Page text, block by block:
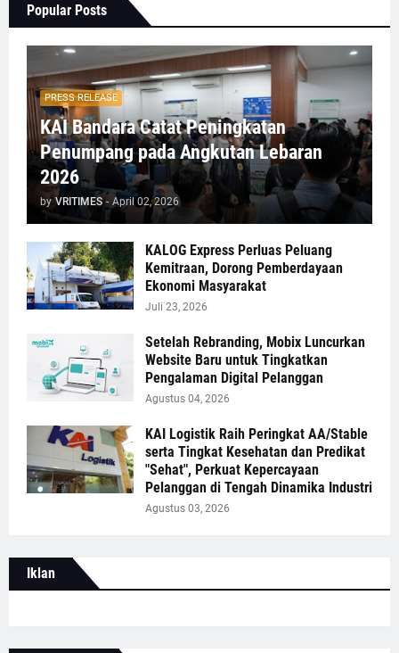
Popular Posts
PRESS RELEASE
KAI Bandara Catat Peningkatan
Penumpang pada Angkutan Lebaran
2026
by VRITIMES - April 02, 2026
KALOG Express Perluas Peluang
Kemitraan, Dorong Pemberdayaan
Ekonomi Masyarakat
Juli 23, 2026
Setelah Rebranding, Mobix Luncurkan
Website Baru untuk Tingkatkan
Pengalaman Digital Pelanggan
Agustus 04, 2026
KAI Logistik Raih Peringkat AA/Stable
serta Tingkat Kesehatan dan Predikat
"Sehat", Perkuat Kepercayaan
Pelanggan di Tengah Dinamika Industri
Agustus 03, 2026
Iklan